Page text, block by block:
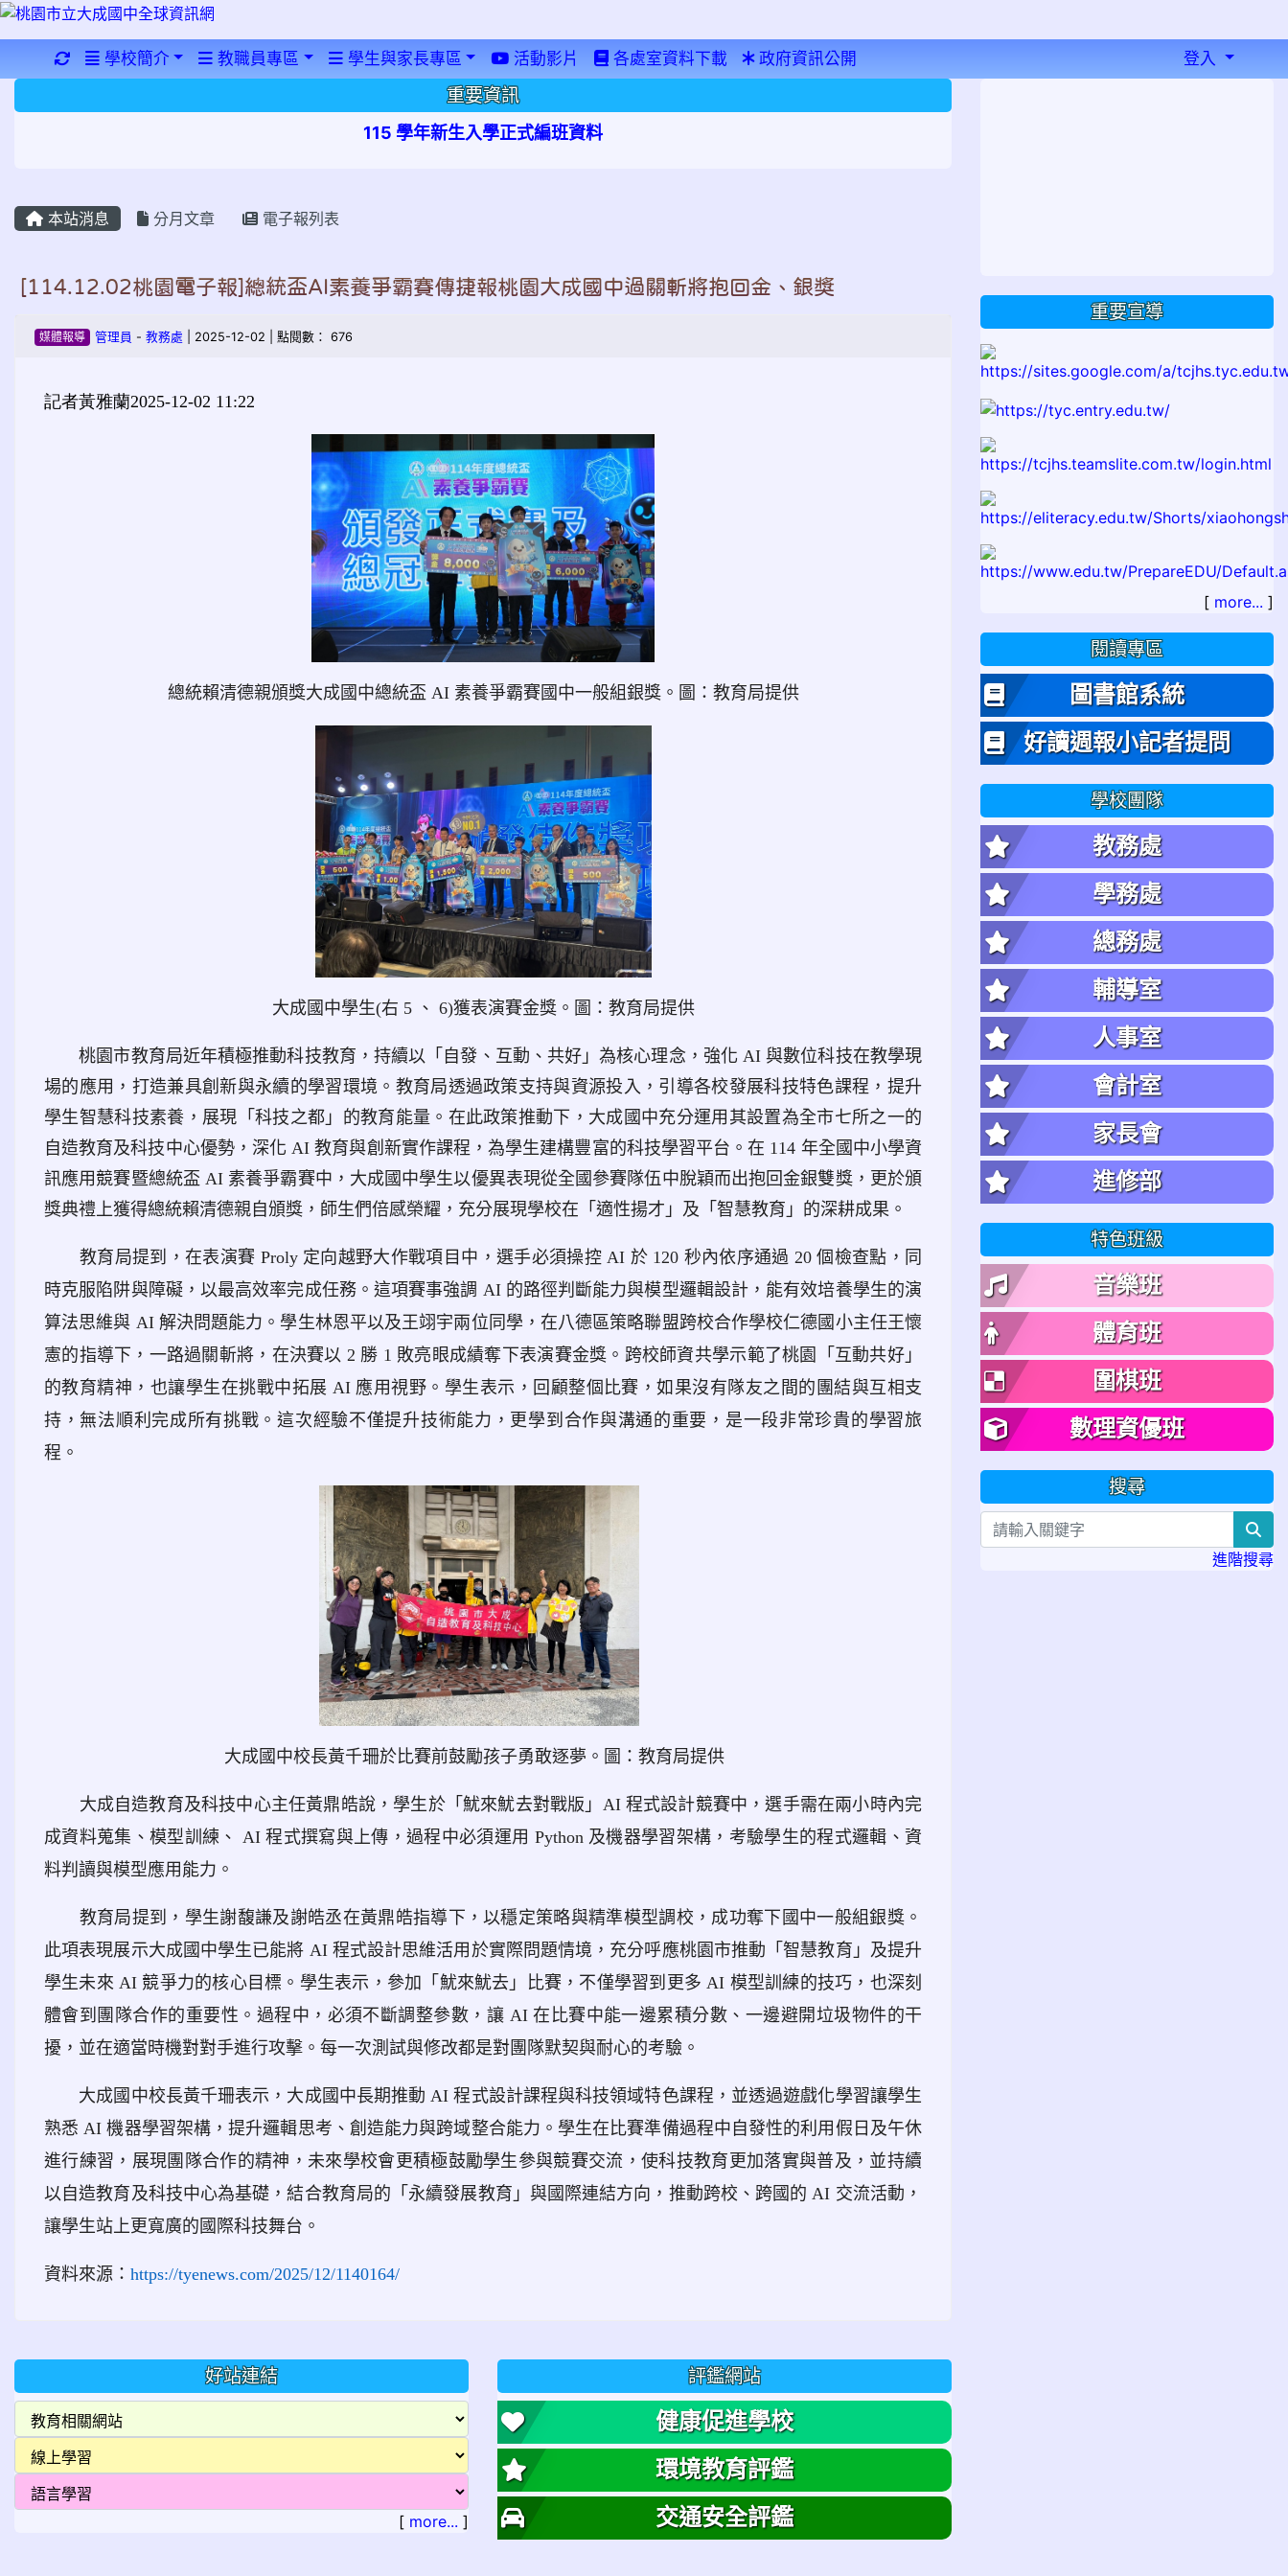
重新取得佈景設定
學校簡介 教職員專區 學生與家長專區 活動影片 各處室資料下載 政府資訊公開 登入
重要資訊
115 學年新生入學正式編班資料
本站消息 分月文章 電子報列表
[114.12.02桃園電子報]總統盃AI素養爭霸賽傳捷報桃園大成國中過關斬將抱回金、銀獎
媒體報導 管理員 - 教務處 | 2025-12-02 | 點閱數： 676
記者黃雅蘭2025-12-02 11:22
總統賴清德親頒獎大成國中總統盃 AI 素養爭霸賽國中一般組銀獎。圖：教育局提供
link to https://tyenews.com/wp-content/uploads/2025/12/h56wsg465w.jpg
大成國中學生(右 5 、 6)獲表演賽金獎。圖：教育局提供
桃園市教育局近年積極推動科技教育，持續以「自發、互動、共好」為核心理念，強化 AI 與數位科技在教學現
場的應用，打造兼具創新與永續的學習環境。教育局透過政策支持與資源投入，引導各校發展科技特色課程，提升
學生智慧科技素養，展現「科技之都」的教育能量。在此政策推動下，大成國中充分運用其設置為全市七所之一的
自造教育及科技中心優勢，深化 AI 教育與創新實作課程，為學生建構豐富的科技學習平台。在 114 年全國中小學資
訊應用競賽暨總統盃 AI 素養爭霸賽中，大成國中學生以優異表現從全國參賽隊伍中脫穎而出抱回金銀雙獎，更於頒
獎典禮上獲得總統賴清德親自頒獎，師生們倍感榮耀，充分展現學校在「適性揚才」及「智慧教育」的深耕成果。
教育局提到，在表演賽 Proly 定向越野大作戰項目中，選手必須操控 AI 於 120 秒內依序通過 20 個檢查點，同
時克服陷阱與障礙，以最高效率完成任務。這項賽事強調 AI 的路徑判斷能力與模型邏輯設計，能有效培養學生的演
算法思維與 AI 解決問題能力。學生林恩平以及王翊宇兩位同學，在八德區策略聯盟跨校合作學校仁德國小主任王懷
憲的指導下，一路過關斬將，在決賽以 2 勝 1 敗亮眼成績奪下表演賽金獎。跨校師資共學示範了桃園「互動共好」
的教育精神，也讓學生在挑戰中拓展 AI 應用視野。學生表示，回顧整個比賽，如果沒有隊友之間的團結與互相支
持，無法順利完成所有挑戰。這次經驗不僅提升技術能力，更學到合作與溝通的重要，是一段非常珍貴的學習旅
程。
link to https://tyenews.com/wp-content/uploads/2025/12/
大成國中校長黃千珊於比賽前鼓勵孩子勇敢逐夢。圖：教育局提供
大成自造教育及科技中心主任黃鼎皓說，學生於「魷來魷去對戰版」AI 程式設計競賽中，選手需在兩小時內完
成資料蒐集、模型訓練、 AI 程式撰寫與上傳，過程中必須運用 Python 及機器學習架構，考驗學生的程式邏輯、資
料判讀與模型應用能力。
教育局提到，學生謝馥謙及謝皓丞在黃鼎皓指導下，以穩定策略與精準模型調校，成功奪下國中一般組銀獎。
此項表現展示大成國中學生已能將 AI 程式設計思維活用於實際問題情境，充分呼應桃園市推動「智慧教育」及提升
學生未來 AI 競爭力的核心目標。學生表示，參加「魷來魷去」比賽，不僅學習到更多 AI 模型訓練的技巧，也深刻
體會到團隊合作的重要性。過程中，必須不斷調整參數，讓 AI 在比賽中能一邊累積分數、一邊避開垃圾物件的干
擾，並在適當時機對對手進行攻擊。每一次測試與修改都是對團隊默契與耐心的考驗。
大成國中校長黃千珊表示，大成國中長期推動 AI 程式設計課程與科技領域特色課程，並透過遊戲化學習讓學生
熟悉 AI 機器學習架構，提升邏輯思考、創造能力與跨域整合能力。學生在比賽準備過程中自發性的利用假日及午休
進行練習，展現團隊合作的精神，未來學校會更積極鼓勵學生參與競賽交流，使科技教育更加落實與普及，並持續
以自造教育及科技中心為基礎，結合教育局的「永續發展教育」與國際連結方向，推動跨校、跨國的 AI 交流活動，
讓學生站上更寬廣的國際科技舞台。
資料來源： https://tyenews.com/2025/12/1140164/
好站連結
[ more... ]
評鑑網站
健康促進學校
環境教育評鑑
交通安全評鑑
重要宣導
[ more... ]
閱讀專區
圖書館系統
好讀週報小記者提問
學校團隊
教務處
學務處
總務處
輔導室
人事室
會計室
家長會
進修部
特色班級
音樂班
體育班
圍棋班
數理資優班
搜尋
進階搜尋